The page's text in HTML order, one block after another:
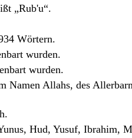
„Rub'u“.
Wörtern.
wurden.
wurden.
Allahs, des
Hud, Yusuf, Ibrahim,